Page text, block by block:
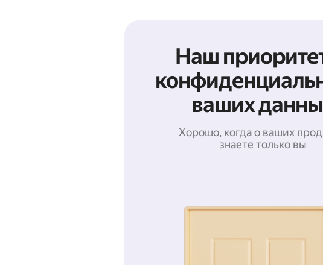
Наш
ваших
Хорошо, когда о ваших
знаете только вы